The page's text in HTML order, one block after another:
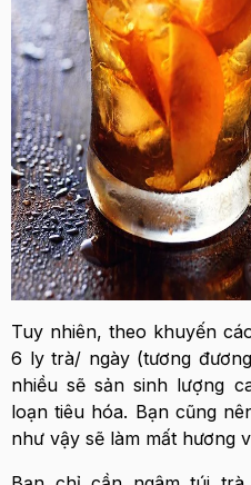
Tuy nhiên, theo khuyến
6 ly trà/ ngày (tương
nhiều sẽ sản sinh lượng
loạn tiêu hóa. Bạn cũng
như vậy sẽ làm mất hương